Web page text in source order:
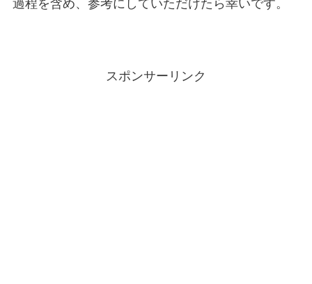
過程を含め、参考にしていただけたら幸いです。
スポンサーリンク